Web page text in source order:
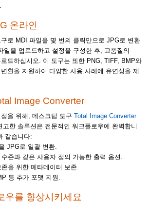
온라인
로 MDI 파일을 몇 번의 클릭만으로 JPG로 변환
일을 업로드하고 설정을 구성한 후, 고품질의
드하십시오. 이 도구는 또한 PNG, TIFF, BMP와
환을 지원하여 다양한 사용 사례에 유연성을 제
Image Converter
을 위해, 데스크탑 도구 Total Image Converter
고한 솔루션은 전문적인 워크플로우에 완벽합니
같습니다:
JPG로 일괄 변환.
준과 같은 사용자 정의 가능한 출력 옵션.
을 위한 메타데이터 보존.
등 추가 포맷 지원.
우를 향상시키세요